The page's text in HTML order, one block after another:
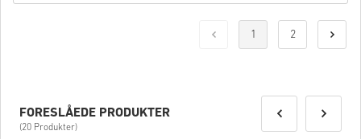
1 2
FORESLÅEDE PRODUKTER
(20 Produkter)